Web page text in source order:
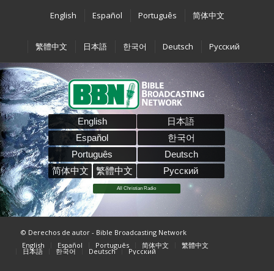
English Español Português 简体中文
繁體中文 日本語 한국어 Deutsch Pусский
English
Español
Português
简体中文
繁體中文
日本語
한국어
Deutsch
Pусский
All Christian Radio
© Derechos de autor - Bible Broadcasting Network
English
Español Português 简体中文 繁體中文
日本語 한국어 Deutsch Pусский